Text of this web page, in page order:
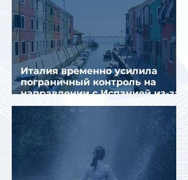
Италия временно усилила
пограничный контроль на
направлении с Испанией из-за
миграционного кризиса